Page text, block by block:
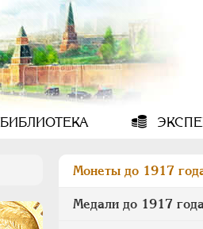
БИБЛИОТЕКА
Монеты до 1917
Медали до 1917 года